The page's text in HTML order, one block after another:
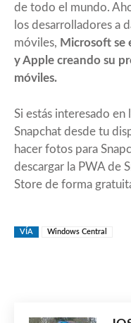
de todo el mundo.
los desarrolladores a
móviles, Microsoft se
y Apple creando su
móviles.
Si estás interesado en
Snapchat desde tu
hacer fotos para
descargar la PWA de
Store de forma
VÍA Windows Central